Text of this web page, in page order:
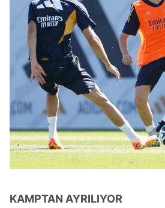
KAMPTAN AYRILIYOR